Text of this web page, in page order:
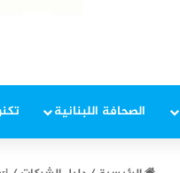
الصحافة اللبنانية